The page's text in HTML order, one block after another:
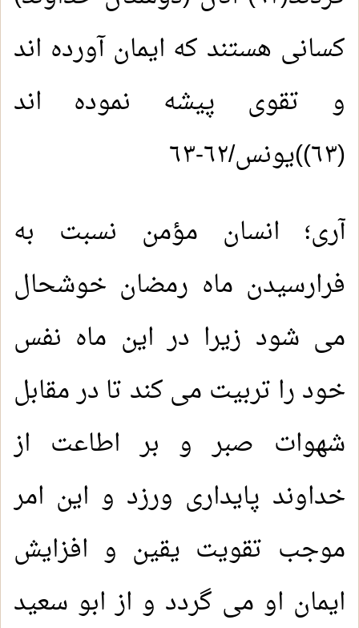
کسانی هستند که ایمان آورده اند
و تقوی پیشه نموده اند
(٦٣))يونس/٦٢-٦٣
آرى؛ انسان مؤمن نسبت به
فرارسیدن ماه رمضان خوشحال
می شود زیرا در این ماه نفس
خود را تربیت می کند تا در مقابل
شهوات صبر و بر اطاعت از
خداوند پایداری ورزد و این امر
موجب تقویت یقین و افزایش
ایمان او می گردد و از ابو سعید